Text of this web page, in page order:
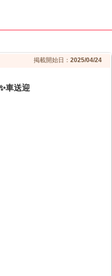
掲載開始日： 2025/04/24
車送迎